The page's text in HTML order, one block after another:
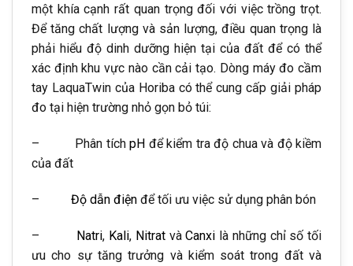
một khía cạnh rất quan trọng đối với việc trồng trọt.
Để tăng chất lượng và sản lượng, điều quan trọng là
phải hiểu độ dinh dưỡng hiện tại của đất để có thể
xác định khu vực nào cần cải tạo. Dòng máy đo cầm
tay LaquaTwin của Horiba có thể cung cấp giải pháp
đo tại hiện trường nhỏ gọn bỏ túi:
– Phân tích pH để kiểm tra độ chua và độ kiềm
của đất
– Độ dẫn điện để tối ưu việc sử dụng phân bón
– Natri, Kali, Nitrat vàCanxi là những chỉ số tối
ưu cho sự tăng trưởng và kiểm soát trong đất và